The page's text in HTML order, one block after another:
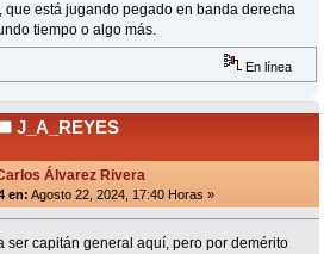
que está jugando pegado en banda derecha
tiempo o algo más.
En línea
J_A_REYES
Álvarez Rivera
en: Agosto 22, 2024, 17:40 Horas »
ser capitán general aquí, pero por demérito